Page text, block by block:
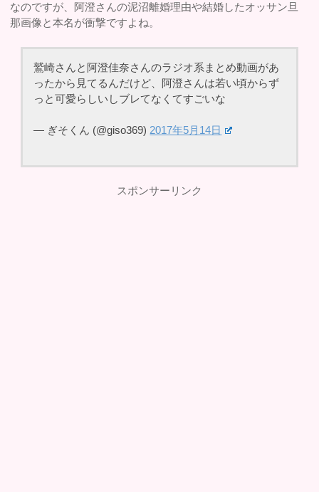
なのですが、阿澄さんの泥沼離婚理由や結婚したオッサン旦
那画像と本名が衝撃ですよね。
鷲崎さんと阿澄佳奈さんのラジオ系まとめ動画があ
ったから見てるんだけど、阿澄さんは若い頃からず
っと可愛らしいしブレてなくてすごいな
— ぎそくん (@giso369) 2017年5月14日
スポンサーリンク